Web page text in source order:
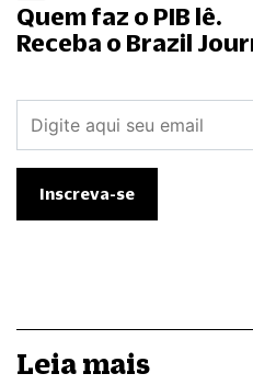
Quem faz o PIB lê.
Receba o Brazil
Leia mais